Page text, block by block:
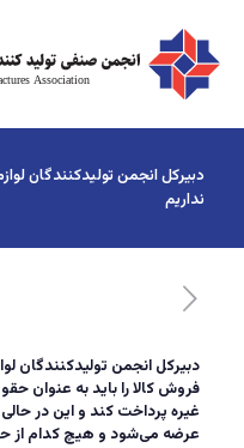
دبیرکل انجمن تولیدکنندگان
نداریم
فروش کالا را باید به عنوان
غیره پرداخت کند و این در
عرضه می‌شود و هیچ کدام از